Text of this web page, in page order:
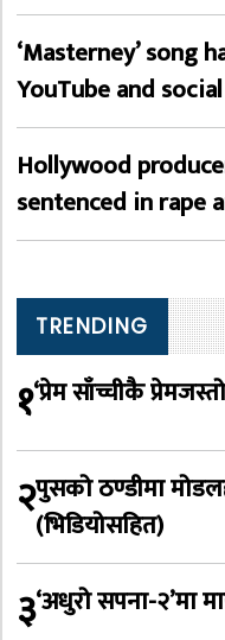
‘Masterney’ song
YouTube and
Hollywood
sentenced in rape
TRENDING
१‘प्रेम साँच्चीकै
२पुसको ठण्डीमा
(भिडियोसहित)
३‘अधुरो सपना-२’मा